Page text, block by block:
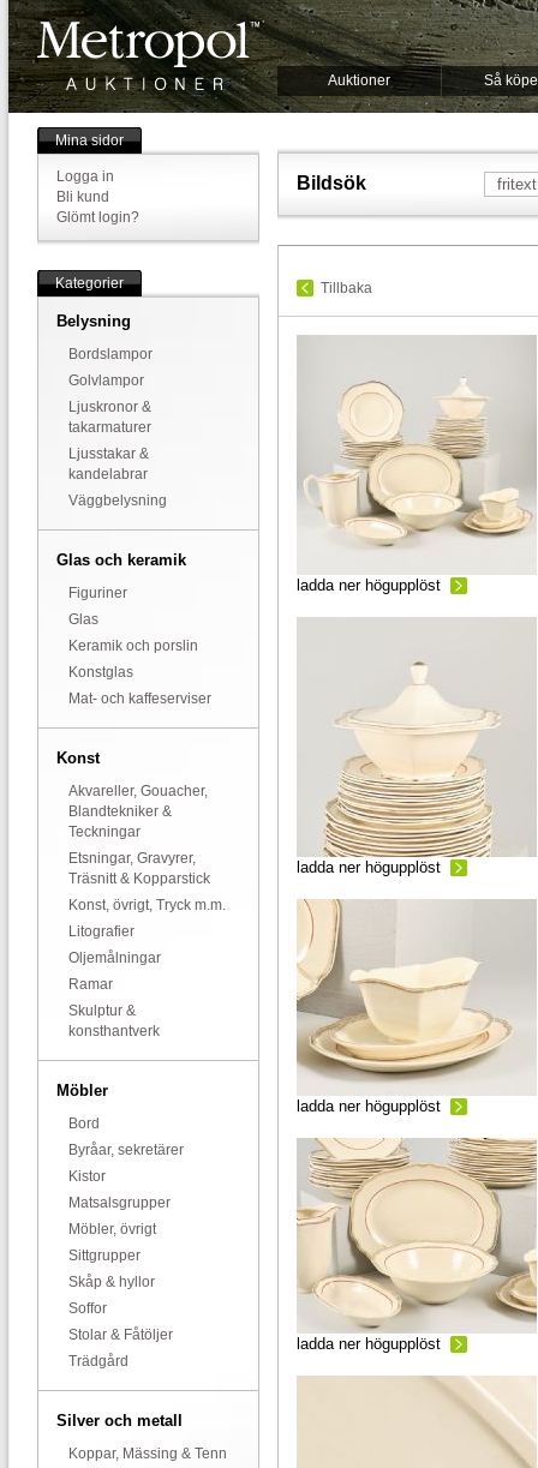
Auktioner Så
Mina sidor
Logga in
Bli kund
Glömt login?
Kategorier
Belysning
Bordslampor
Golvlampor
Ljuskronor &
takarmaturer
Ljusstakar &
kandelabrar
Väggbelysning
Glas och keramik
Figuriner
Glas
Keramik och porslin
Konstglas
Mat- och kaffeserviser
Konst
Akvareller, Gouacher,
Blandtekniker &
Teckningar
Etsningar, Gravyrer,
Träsnitt & Kopparstick
Konst, övrigt, Tryck m.m.
Litografier
Oljemålningar
Ramar
Skulptur &
konsthantverk
Möbler
Bord
Byråar, sekretärer
Kistor
Matsalsgrupper
Möbler, övrigt
Sittgrupper
Skåp & hyllor
Soffor
Stolar & Fåtöljer
Trädgård
Silver och metall
Koppar, Mässing & Tenn
Bildsök
Tillbaka
ladda ner högupplöst
ladda ner högupplöst
ladda ner högupplöst
ladda ner högupplöst